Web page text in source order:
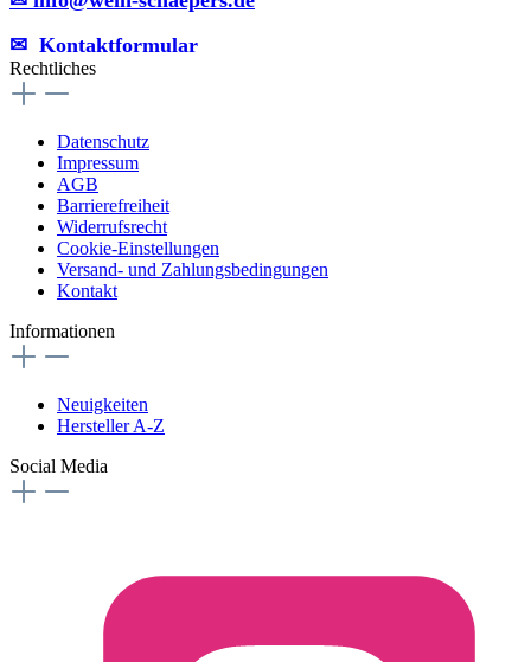
✉︎ Kontaktformular
Rechtliches
Datenschutz
Impressum
AGB
Barrierefreiheit
Widerrufsrecht
Cookie-Einstellungen
Versand- und Zahlungsbedingungen
Kontakt
Informationen
Neuigkeiten
Hersteller A-Z
Social Media